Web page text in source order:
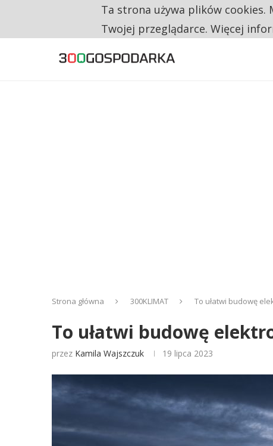
RESTRYKCJE CHIN UDERZAJĄ W
Strona główna 300KLIMAT To ułatwi budowę
To ułatwi budowę
przez Kamila Wajszczuk 19 lipca 2023
Ta strona używa plików
Twojej przeglądarce. Więcej